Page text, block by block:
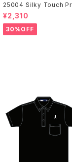
25004 Silky Touch
ce Shirts NVY
¥2,310
30%OFF